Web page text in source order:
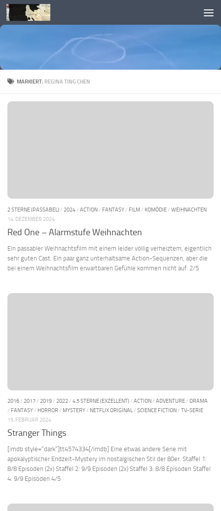
Skip to content
MARKIERT: REGINA TING CHEN
2 STERNE (PASSABEL)/ 2024/ ACTION/ FANTASY/ FILM/ KOMÖDIE/ WEIHNACHTEN
14. DEZEMBER 2024
Red One – Alarmstufe Weihnachten
Ein passabler Weihnachtsfilm mit einem leider völlig verheiztem, eigentlich
sehr guten Cast. Ein paar ganz unterhaltsame Action-Sequenzen, aber die
bei einem Weihnachtsfilm erwartbaren Gefühle kommen nicht auf. 2/5
2016/ 2017/ 2019/ 2022/ 4.5 STERNE (EXZELLENT)/ ACTION/ ADVENTURE/ DRAMA
/ FANTASY/ HORROR / MYSTERY/ NETFLIX ORIGINAL/ SCIENCE FICTION/ TV-SERIE
15. FEBRUAR 2024
Stranger Things
[imdb style=“dark“]tt4574334[/imdb] Eine etwas andere Serie mit
apokalyptischer Endzeit-Mystery im nostalgischen Stil der 80er. Staffel 1:
8/8 Episoden (2x) Staffel 2: 9/9 Episoden (2x) Staffel 3: 8/8 Episoden Staffel
4: 9/9 Episoden 4/5